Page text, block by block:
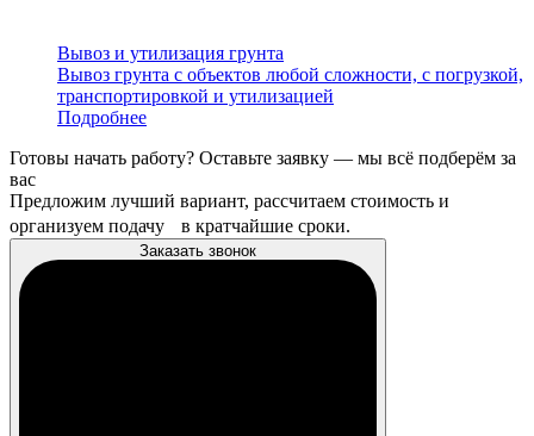
Вывоз и утилизация грунта
Вывоз грунта с объектов любой сложности, с погрузкой,
транспортировкой и утилизацией
Подробнее
Готовы начать работу? Оставьте заявку — мы всё подберём за
вас
Предложим лучший вариант, рассчитаем стоимость и
организуем подачу в кратчайшие сроки.
Заказать звонок